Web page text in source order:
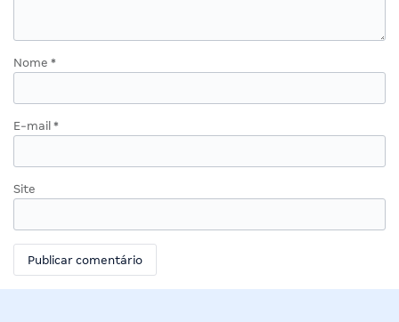
Nome *
E-mail *
Site